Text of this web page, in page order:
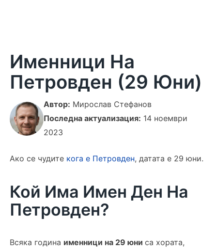
Именници На
Петровден (29 Юни)
Автор: Мирослав Стефанов
Последна актуализация: 14 ноември
2023
Ако се чудите кога е Петровден, датата е 29 юни.
Кой Има Имен Ден На
Петровден?
Всяка година именници на 29 юни са хората,